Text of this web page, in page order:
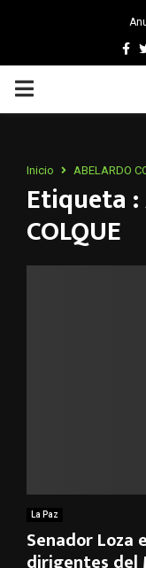
PRIMARY
Inicio ABELARDO
Etiqueta :
COLQUE
La Paz
Senador Loza